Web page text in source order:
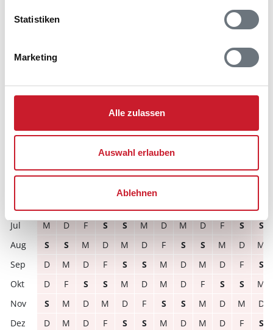
Statistiken
Marketing
Alle zulassen
Auswahl erlauben
Ablehnen
Anzahl Reisende auswählen
Anreisetag im Belegungskalender anklicken
Sie bekommen Verfügbarkeit und Preis angezeigt
Reisedauer Anzahl Reisende
Reisezeitraumes auch Änderungen bei der
Hausbeschreibung und/oder der Ausstattung ergeben
frei belegt gewählter Zeitraum
2026 1 2 3 4 5 6 7 8 9 10 11
12
M
D F S S M D M D F S
S
S
S M D M D F S S M D
M
D
M D F S S M D M D F
S
D
F S S M D M D F S S
M
S
M D M D F S S M D M
D
D
M D F S S M D M D F S